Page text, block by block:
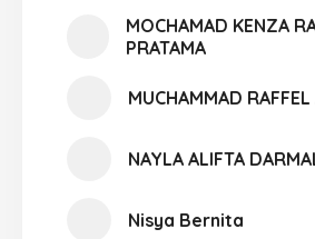
MOCHAMAD KENZA
PRATAMA
MUCHAMMAD
NAYLA ALIFTA
Nisya Bernita